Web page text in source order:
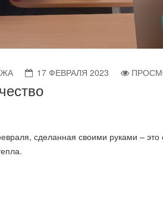
17 ФЕВРАЛЯ 2023
сделанная своими руками –